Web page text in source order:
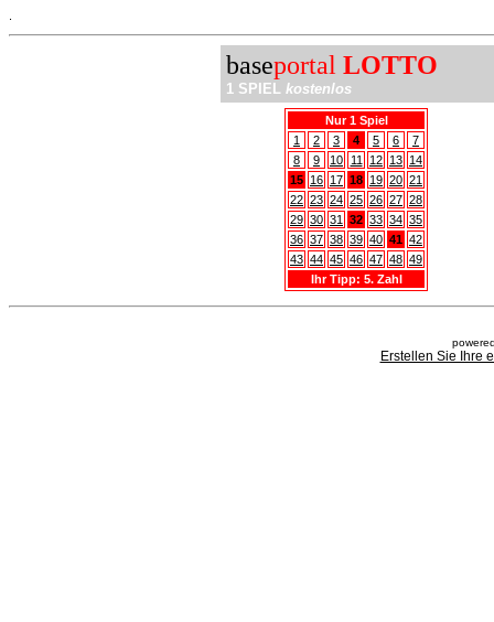
baseportal LOTTO
1 SPIEL kostenlos
Nur 1 Spiel
1
2 3 4 5 6
7
8
9 10 11 12 13 14
15 16 17 18 19 20 21
22 23 24 25 26 27 28
29 30 31 32 33 34 35
36 37 38 39 40 41 42
43 44 45 46 47 48 49
Ihr Tipp: 5. Zahl
Erstellen Sie Ihre